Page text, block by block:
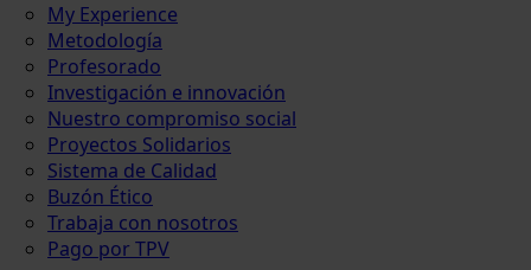
My Experience
Metodología
Profesorado
Investigación e innovación
Nuestro compromiso social
Proyectos Solidarios
Sistema de Calidad
Buzón Ético
Trabaja con nosotros
Pago por TPV